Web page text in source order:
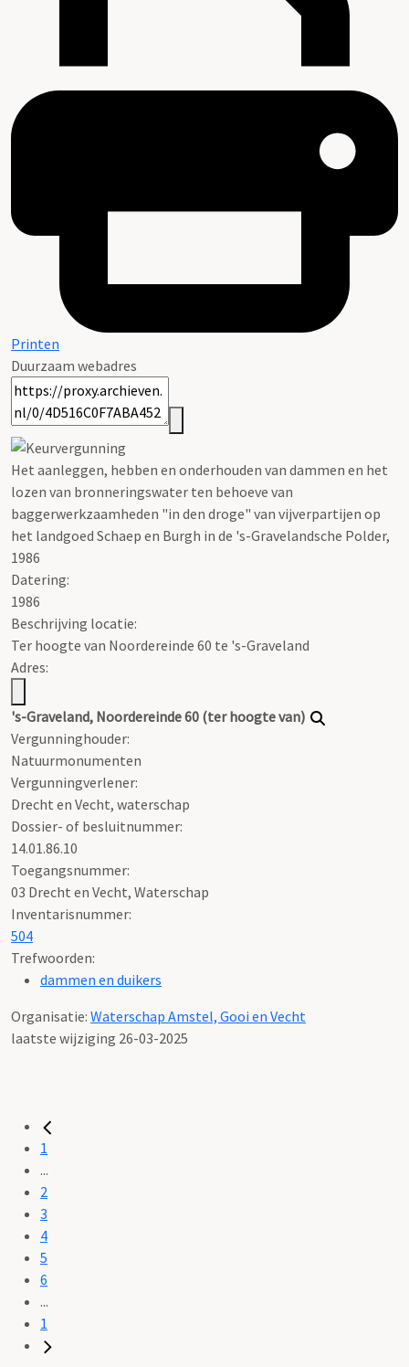
Printen
Duurzaam webadres
Het aanleggen, hebben en onderhouden van dammen en het
lozen van bronneringswater ten behoeve van
baggerwerkzaamheden "in den droge" van vijverpartijen op
het landgoed Schaep en Burgh in de 's-Gravelandsche Polder,
1986
Datering:
1986
Beschrijving locatie:
Ter hoogte van Noordereinde 60 te 's-Graveland
Adres:
's-Graveland, Noordereinde 60 (ter hoogte van)
Vergunninghouder:
Natuurmonumenten
Vergunningverlener:
Drecht en Vecht, waterschap
Dossier- of besluitnummer:
14.01.86.10
Toegangsnummer:
03 Drecht en Vecht, Waterschap
Inventarisnummer:
504
Trefwoorden:
dammen en duikers
Organisatie: Waterschap Amstel, Gooi en Vecht
laatste wijziging 26-03-2025
1
...
2
3
4
5
6
...
1